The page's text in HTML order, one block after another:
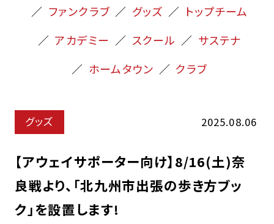
ファンクラブ
グッズ
トップチーム
アカデミー
スクール
サステナ
ホームタウン
クラブ
グッズ 2025.08.06
【アウェイサポーター向け】8/16(土)奈
良戦より、「北九州市出張の歩き方ブッ
ク」を設置します!